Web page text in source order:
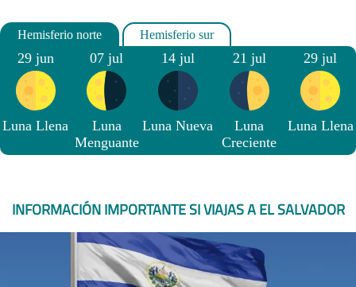
29 jun
Luna Llena
07 jul
Luna
Menguante
14 jul
Luna Nueva
21 jul
Luna
Creciente
29 jul
Luna Llena
INFORMACIÓN IMPORTANTE SI VIAJAS A EL SALVADOR